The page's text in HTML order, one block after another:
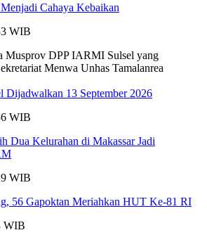
Cahaya Kebaikan
WIB
13 September 2026
WIB
Dua Kelurahan di Makassar Jadi
WIB
56 Gapoktan Meriahkan HUT Ke-81 RI
WIB